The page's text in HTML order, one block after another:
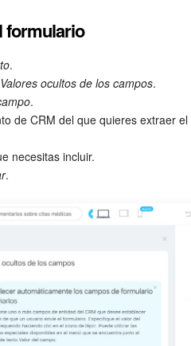
formulario
.
Valores ocultos de los campos.
.
de CRM del que quieres extraer
necesitas incluir.
.